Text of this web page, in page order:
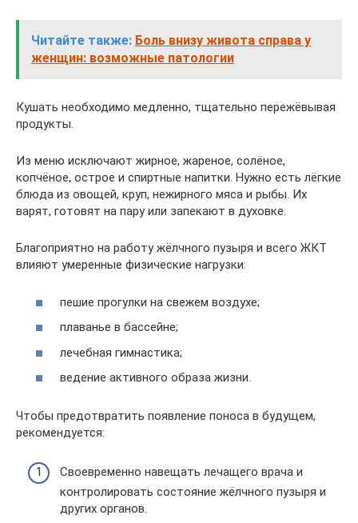
Читайте также: Боль внизу живота справа у
женщин: возможные патологии
Кушать необходимо медленно, тщательно пережёвывая
продукты.
Из меню исключают жирное, жареное, солёное,
копчёное, острое и спиртные напитки. Нужно есть лёгкие
блюда из овощей, круп, нежирного мяса и рыбы. Их
варят, готовят на пару или запекают в духовке.
Благоприятно на работу жёлчного пузыря и всего ЖКТ
влияют умеренные физические нагрузки:
пешие прогулки на свежем воздухе;
плаванье в бассейне;
лечебная гимнастика;
ведение активного образа жизни.
Чтобы предотвратить появление поноса в будущем,
рекомендуется:
Своевременно навещать лечащего врача и
контролировать состояние жёлчного пузыря и
других органов.